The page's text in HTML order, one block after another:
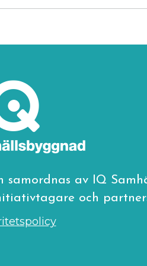
samordnas av IQ
och